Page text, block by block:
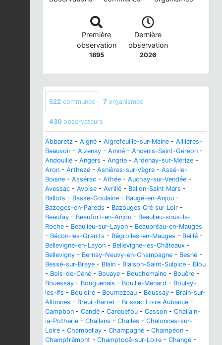
Première
observation
1895
Dernière
observation
2026
522 communes 7 organismes
430 observateurs
Abbaretz - Aigné - Aigrefeuille-sur-Maine - Aillières-
Beauvoir - Aizenay - Amné - Ancenis-Saint-Géréon -
Andouillé - Angers - Angrie - Ardenay-sur-Mérize -
Aron - Arthezé - Asnières-sur-Vègre - Assé-le-
Boisne - Assérac - Athée - Auchay-sur-Vendée -
Avessac - Avoise - Avrillé - Ballon-Saint Mars -
Ballots - Basse-Goulaine - Baugé-en-Anjou -
Bazoges-en-Pareds - Bazouges Cré sur Loir -
Beaufay - Beaufort-en-Anjou - Beaulieu-sous-la-
Roche - Beaulieu-sur-Layon - Beaupréau-en-Mauges
- Bécon-les-Granits - Bégrolles-en-Mauges - Beillé -
Bellevigne-en-Layon - Bellevigne-les-Châteaux -
Bellevigny - Bernay-Neuvy-en-Champagne - Besné -
Bessé-sur-Braye - Blain - Blaison-Saint-Sulpice - Blou
- Bois-de-Céné - Bouaye - Bouchemaine - Bouère -
Bouessay - Bouguenais - Bouillé-Ménard - Boulay-
les-Ifs - Bouloire - Bournezeau - Boussay - Brain-sur-
Allonnes - Breuil-Barret - Brissac Loire Aubance -
Campbon - Candé - Carquefou - Casson - Challain-
la-Potherie - Challans - Challes - Chalonnes-sur-
Loire - Chambellay - Champagné - Champéon -
Champfrémont - Champtocé-sur-Loire - Changé -